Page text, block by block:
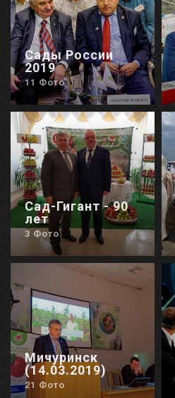
Сады России
2019
11 Фото
Сад-Гигант - 90
лет
3 Фото
Мичуринск
(14.03.2019)
21 Фото